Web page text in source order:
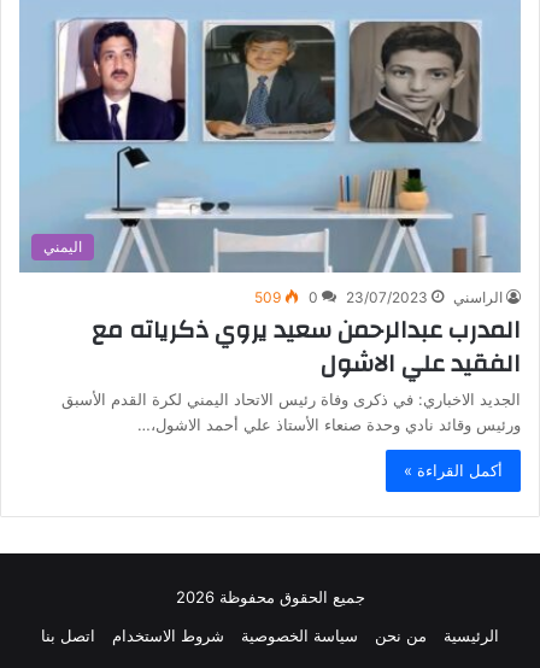
اليمني
الراسني 23/07/2023
0
509
المدرب عبدالرحمن سعيد يروي ذكرياته مع
الفقيد علي الاشول
الجديد الاخباري: في ذكرى وفاة رئيس الاتحاد اليمني لكرة القدم الأسبق
ورئيس وقائد نادي وحدة صنعاء الأستاذ علي أحمد الاشول،…
أكمل القراءة »
جميع الحقوق محفوظة 2026
الرئيسية
من نحن سياسة الخصوصية شروط الاستخدام اتصل بنا